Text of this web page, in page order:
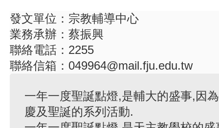
發文單位：宗教輔導中心
業務承辦：蔡振興
聯絡電話：2255
聯絡信箱：049964@mail.fju.edu.tw
一年一度聖誕點燈,是輔大的盛事,因
慶及聖誕的系列活動.